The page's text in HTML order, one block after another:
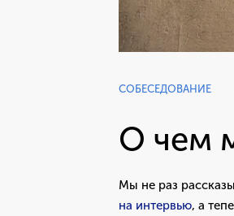
СОБЕСЕДОВАНИЕ
О чем
Мы не раз
на интервью, а